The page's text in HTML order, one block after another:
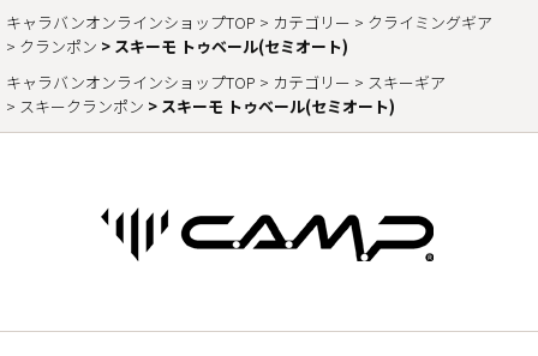
キャラバンオンラインショップTOP
カテゴリー
クライミングギア
クランポン
スキーモ トゥベール(セミオート)
キャラバンオンラインショップTOP
カテゴリー
スキーギア
スキークランポン
スキーモ トゥベール(セミオート)